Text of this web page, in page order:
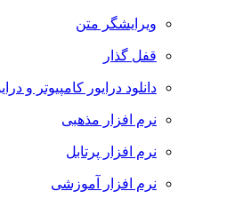
ویرایشگر متن
قفل گذار
دانلود درایور کامپیوتر و
نرم افزار مذهبی
نرم افزار پرتابل
نرم افزار آموزشی